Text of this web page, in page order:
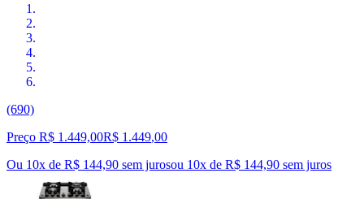
(690)
Preço R$ 1.449,00R$ 1.449,00
Ou 10x de R$ 144,90 sem jurosou 10x de R$ 144,90 sem juros